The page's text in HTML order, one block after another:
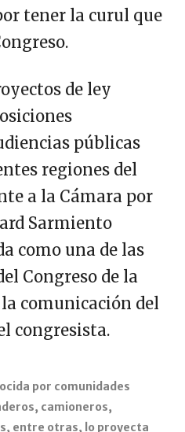
tener la curul que
de ley
públicas
regiones del
a la Cámara por
Sarmiento
como una de las
Congreso de la
comunicación del
congresista.
por comunidades
camioneros,
entre otras, lo proyecta